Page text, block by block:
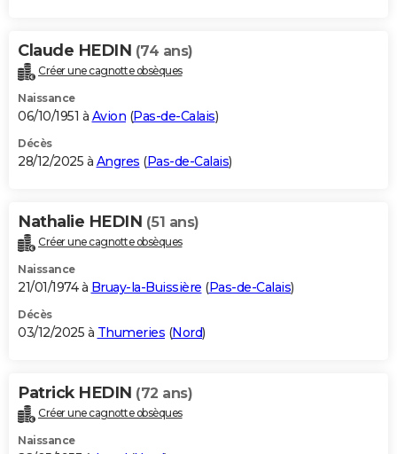
Claude HEDIN (74 ans)
Créer une cagnotte obsèques
Naissance
06/10/1951 à Avion (Pas-de-Calais)
Décès
28/12/2025 à Angres (Pas-de-Calais)
Nathalie HEDIN (51 ans)
Créer une cagnotte obsèques
Naissance
21/01/1974 à Bruay-la-Buissière (Pas-de-Calais)
Décès
03/12/2025 à Thumeries (Nord)
Patrick HEDIN (72 ans)
Créer une cagnotte obsèques
Naissance